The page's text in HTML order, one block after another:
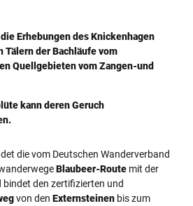
Erhebungen des Knickenhagen
Tälern der Bachläufe vom
Quellgebieten vom Zangen-und
kann deren Geruch
die vom Deutschen Wanderverband
Blaubeer-Route mit der
bindet den zertifizierten und
von den Externsteinen bis zum